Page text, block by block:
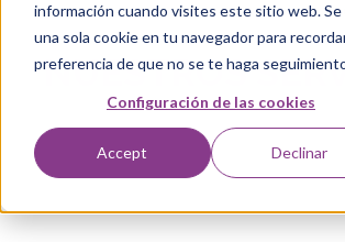
información cuando visites este sitio web. Se
una sola cookie en tu navegador para
preferencia de que no se te haga
Configuración de las cookies
Accept Declinar
NUESTROS